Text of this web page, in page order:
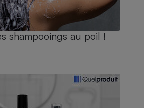
shampooings au poil !